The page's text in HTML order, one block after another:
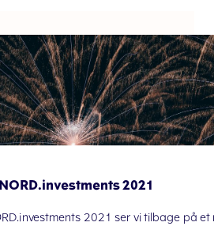
2021
2021 ser vi tilbage på